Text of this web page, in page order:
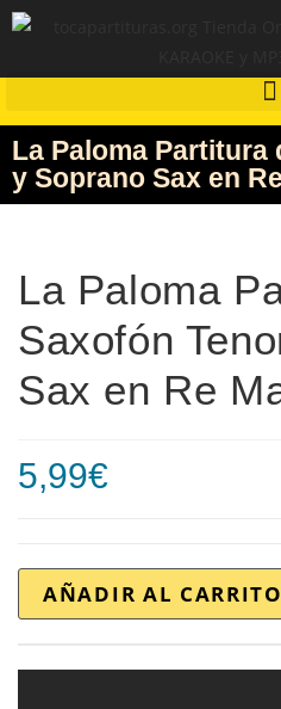
La Paloma Partitura
y Soprano Sax en
La Paloma
Saxofón
Sax en Re
5,99€
AÑADIR AL CARRITO